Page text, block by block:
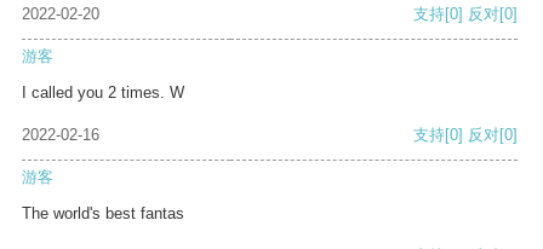
2022-02-20 支持[0] 反对[0]
游客
I called you 2 times. W
2022-02-16 支持[0] 反对[0]
游客
The world's best fantas